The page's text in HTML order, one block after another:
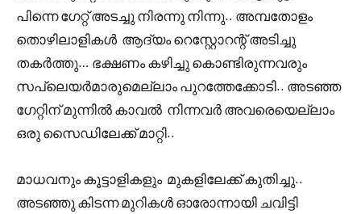
പിന്നെ ഗേറ്റ് അടച്ചു നിരന്നു നിന്നു.. അമ്പതോളം
തൊഴിലാളികൾ ആദ്യം റെസ്റ്റോറന്റ് അടിച്ചു
തകർത്തു… ഭക്ഷണം കഴിച്ചു കൊണ്ടിരുന്നവരും
സപ്ലെയർമാരുമെല്ലാം പുറത്തേക്കോടി.. അടഞ്ഞ
ഗേറ്റിന് മുന്നിൽ കാവൽ നിന്നവർ അവരെയെല്ലാം
ഒരു സൈഡിലേക്ക് മാറ്റി..
മാധവനും കൂട്ടാളികളും മുകളിലേക്ക് കുതിച്ചു..
അടഞ്ഞു കിടന്ന മുറികൾ ഓരോന്നായി ചവിട്ടി